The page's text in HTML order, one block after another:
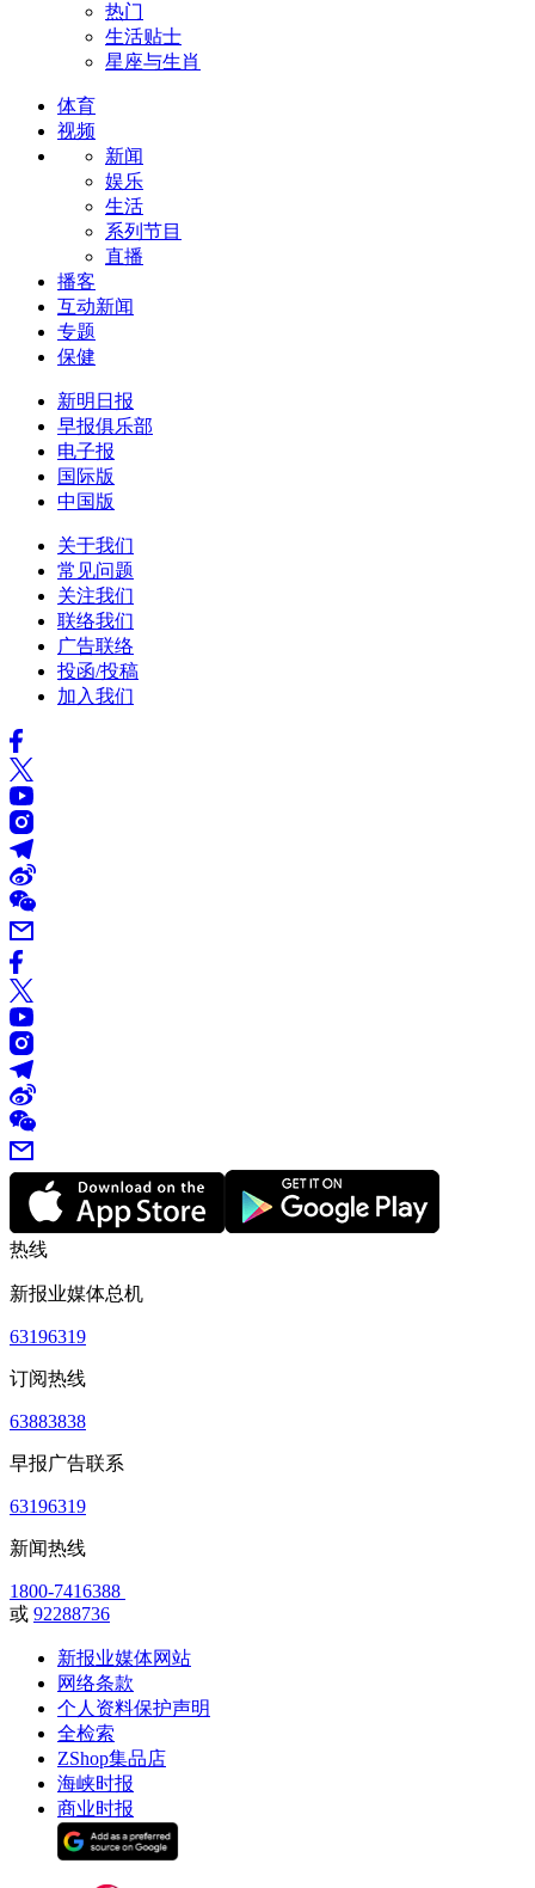
热门
生活贴士
星座与生肖
体育
视频
新闻
娱乐
生活
系列节目
直播
播客
互动新闻
专题
保健
新明日报
早报俱乐部
电子报
国际版
中国版
关于我们
常见问题
关注我们
联络我们
广告联络
投函/投稿
加入我们
热线
新报业媒体总机
63196319
订阅热线
63883838
早报广告联系
63196319
新闻热线
1800-7416388
或 92288736
新报业媒体网站
网络条款
个人资料保护声明
全检索
ZShop集品店
海峡时报
商业时报